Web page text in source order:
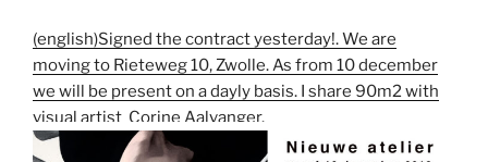
(english)Signed the contract yesterday!. We are
moving to Rieteweg 10, Zwolle. As from 10 december
we will be present on a dayly basis. I share 90m2 with
visual artist Corine Aalvanger.